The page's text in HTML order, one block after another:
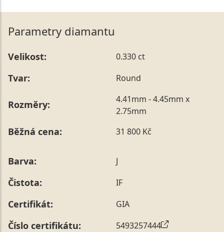
Parametry diamantu
Velikost: 0.330 ct
Tvar: Round
Rozměry:
4.41mm - 4.45mm x
2.75mm
Běžná cena: 31 800 Kč
Barva: J
Čistota: IF
Certifikát: GIA
Číslo certifikátu: 5493257444